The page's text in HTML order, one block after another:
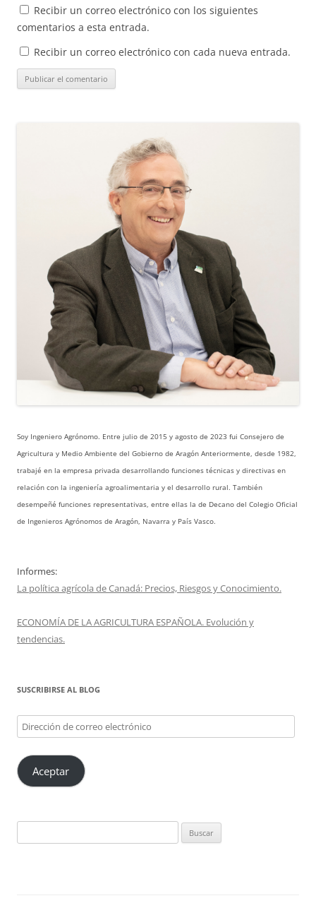
Recibir un correo electrónico con los siguientes
comentarios a esta entrada.
Recibir un correo electrónico con cada nueva entrada.
Soy Ingeniero Agrónomo. Entre julio de 2015 y agosto de 2023 fui Consejero de
Agricultura y Medio Ambiente del Gobierno de Aragón Anteriormente, desde 1982,
trabajé en la empresa privada desarrollando funciones técnicas y directivas en
relación con la ingeniería agroalimentaria y el desarrollo rural. También
desempeñé funciones representativas, entre ellas la de Decano del Colegio Oficial
de Ingenieros Agrónomos de Aragón, Navarra y País Vasco.
Informes:
La política agrícola de Canadá: Precios, Riesgos y Conocimiento.
ECONOMÍA DE LA AGRICULTURA ESPAÑOLA. Evolución y
tendencias.
SUSCRIBIRSE AL BLOG
Dirección
de
correo
electrónico
Aceptar